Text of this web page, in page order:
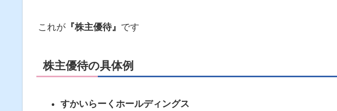
これが 『株主優待』 です
株主優待の具体例
すかいらーくホールディングス